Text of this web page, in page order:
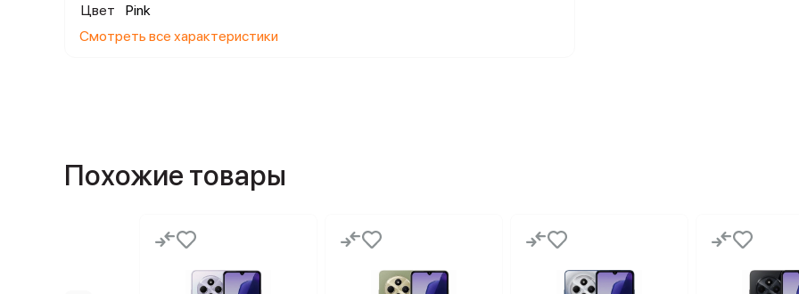
Цвет
Pink
Смотреть все характеристики
Похожие товары